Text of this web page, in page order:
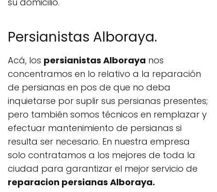
Persianistas Alboraya.
Acá, los persianistas Alboraya nos
concentramos en lo relativo a la reparación
de persianas en pos de que no deba
inquietarse por suplir sus persianas presentes;
pero también somos técnicos en remplazar y
efectuar mantenimiento de persianas si
resulta ser necesario. En nuestra empresa
solo contratamos a los mejores de toda la
ciudad para garantizar el mejor servicio de
reparacion persianas Alboraya.